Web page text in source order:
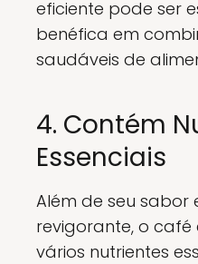
eficiente pode ser
benéfica em
saudáveis de
4. Contém
Essenciais
Além de seu
revigorante, o
vários nutrientes